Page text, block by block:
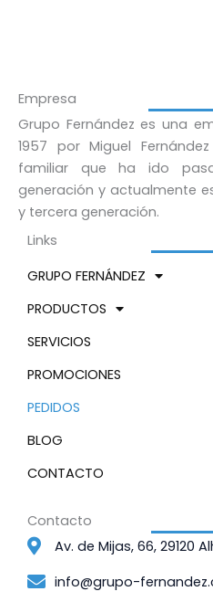
Empresa
Grupo Fernández es una
1957 por Miguel
familiar que ha ido
generación y actualmente
y tercera generación.
Links
GRUPO FERNÁNDEZ
PRODUCTOS
SERVICIOS
PROMOCIONES
PEDIDOS
BLOG
CONTACTO
Contacto
Av. de Mijas, 66, 29120
info@grupo-